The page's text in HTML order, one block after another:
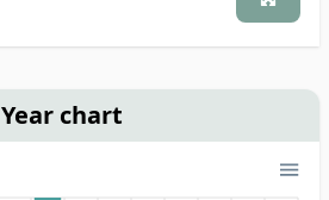
Year chart